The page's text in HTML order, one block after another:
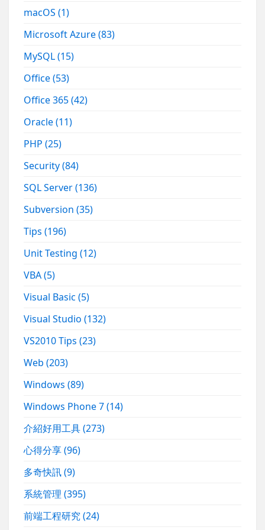
macOS(1)
Microsoft Azure(83)
MySQL(15)
Office(53)
Office 365(42)
Oracle(11)
PHP(25)
Security(84)
SQL Server(136)
Subversion(35)
Tips(196)
Unit Testing(12)
VBA(5)
Visual Basic(5)
Visual Studio(132)
VS2010 Tips(23)
Web(203)
Windows(89)
Windows Phone 7(14)
介紹好用工具(273)
心得分享(96)
多奇快訊(9)
系統管理(395)
前端工程研究(24)